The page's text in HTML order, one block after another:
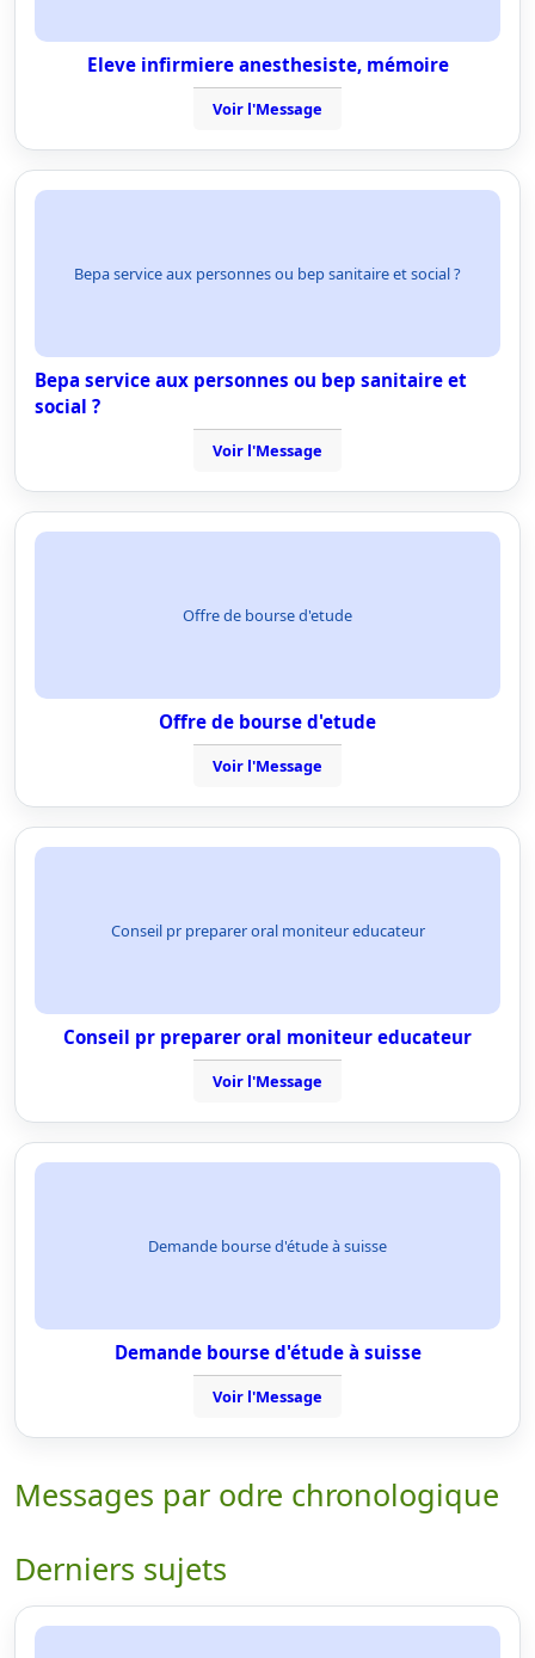
Eleve infirmiere anesthesiste, mémoire
Voir l'Message
Bepa service aux personnes ou bep sanitaire et social ?
Bepa service aux personnes ou bep sanitaire et
social ?
Voir l'Message
Offre de bourse d'etude
Offre de bourse d'etude
Voir l'Message
Conseil pr preparer oral moniteur educateur
Conseil pr preparer oral moniteur educateur
Voir l'Message
Demande bourse d'étude à suisse
Demande bourse d'étude à suisse
Voir l'Message
Messages par odre chronologique
Derniers sujets